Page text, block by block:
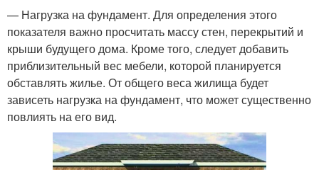
— Нагрузка на фундамент. Для определения этого
показателя важно просчитать массу стен, перекрытий и
крыши будущего дома. Кроме того, следует добавить
приблизительный вес мебели, которой планируется
обставлять жилье. От общего веса жилища будет
зависеть нагрузка на фундамент, что может существенно
повлиять на его вид.